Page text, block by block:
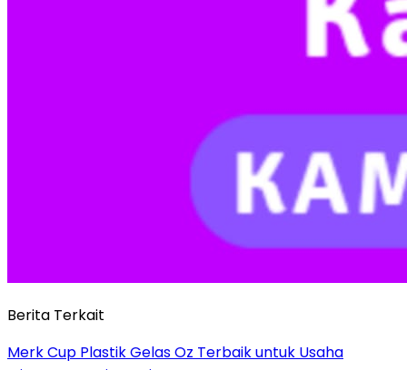
Berita Terkait
Merk Cup Plastik Gelas Oz Terbaik untuk Usaha